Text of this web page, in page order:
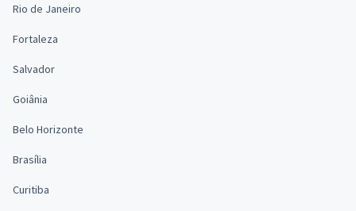
Rio de Janeiro
Fortaleza
Salvador
Goiânia
Belo Horizonte
Brasília
Curitiba